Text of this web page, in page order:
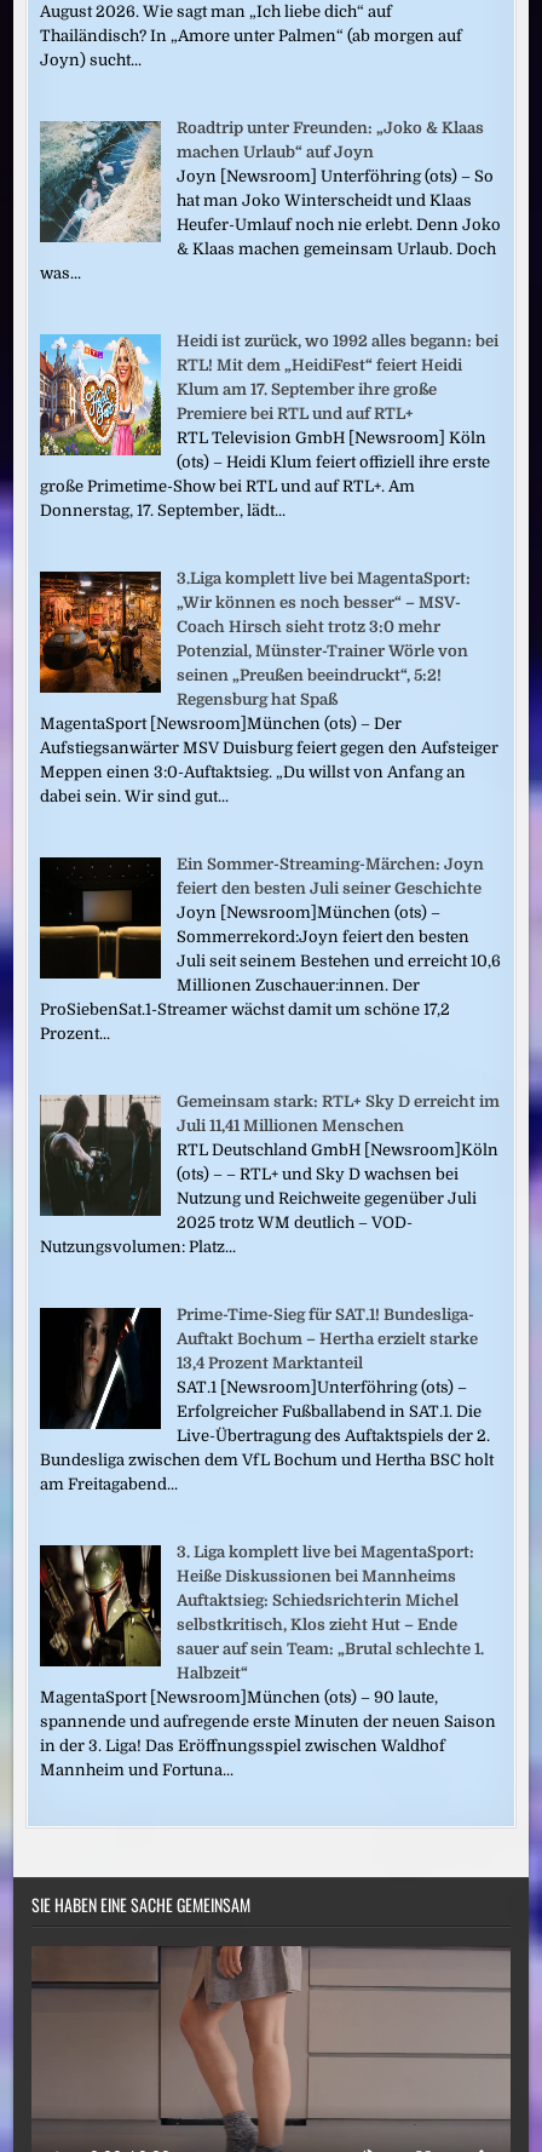
August 2026. Wie sagt man „Ich liebe dich“ auf
Thailändisch? In „Amore unter Palmen“ (ab morgen auf
Joyn) sucht...
Roadtrip unter Freunden: „Joko & Klaas
machen Urlaub“ auf Joyn
Joyn [Newsroom] Unterföhring (ots) – So
hat man Joko Winterscheidt und Klaas
Heufer-Umlauf noch nie erlebt. Denn Joko
& Klaas machen gemeinsam Urlaub. Doch
was...
Heidi ist zurück, wo 1992 alles begann: bei
RTL! Mit dem „HeidiFest“ feiert Heidi
Klum am 17. September ihre große
Premiere bei RTL und auf RTL+
RTL Television GmbH [Newsroom] Köln
(ots) – Heidi Klum feiert offiziell ihre erste
große Primetime-Show bei RTL und auf RTL+. Am
Donnerstag, 17. September, lädt...
3.Liga komplett live bei MagentaSport:
„Wir können es noch besser“ – MSV-
Coach Hirsch sieht trotz 3:0 mehr
Potenzial, Münster-Trainer Wörle von
seinen „Preußen beeindruckt“, 5:2!
Regensburg hat Spaß
MagentaSport [Newsroom]München (ots) – Der
Aufstiegsanwärter MSV Duisburg feiert gegen den Aufsteiger
Meppen einen 3:0-Auftaktsieg. „Du willst von Anfang an
dabei sein. Wir sind gut...
Ein Sommer-Streaming-Märchen: Joyn
feiert den besten Juli seiner Geschichte
Joyn [Newsroom]München (ots) –
Sommerrekord:Joyn feiert den besten
Juli seit seinem Bestehen und erreicht 10,6
Millionen Zuschauer:innen. Der
ProSiebenSat.1-Streamer wächst damit um schöne 17,2
Prozent...
Gemeinsam stark: RTL+ Sky D erreicht im
Juli 11,41 Millionen Menschen
RTL Deutschland GmbH [Newsroom]Köln
(ots) – – RTL+ und Sky D wachsen bei
Nutzung und Reichweite gegenüber Juli
2025 trotz WM deutlich – VOD-
Nutzungsvolumen: Platz...
Prime-Time-Sieg für SAT.1! Bundesliga-
Auftakt Bochum – Hertha erzielt starke
13,4 Prozent Marktanteil
SAT.1 [Newsroom]Unterföhring (ots) –
Erfolgreicher Fußballabend in SAT.1. Die
Live-Übertragung des Auftaktspiels der 2.
Bundesliga zwischen dem VfL Bochum und Hertha BSC holt
am Freitagabend...
3. Liga komplett live bei MagentaSport:
Heiße Diskussionen bei Mannheims
Auftaktsieg: Schiedsrichterin Michel
selbstkritisch, Klos zieht Hut – Ende
sauer auf sein Team: „Brutal schlechte 1.
Halbzeit“
MagentaSport [Newsroom]München (ots) – 90 laute,
spannende und aufregende erste Minuten der neuen Saison
in der 3. Liga! Das Eröffnungsspiel zwischen Waldhof
Mannheim und Fortuna...
SIE HABEN EINE SACHE GEMEINSAM